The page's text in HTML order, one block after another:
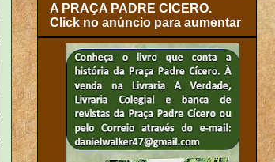
A PRAÇA PADRE CICERO.
Click no anúncio para aumentar